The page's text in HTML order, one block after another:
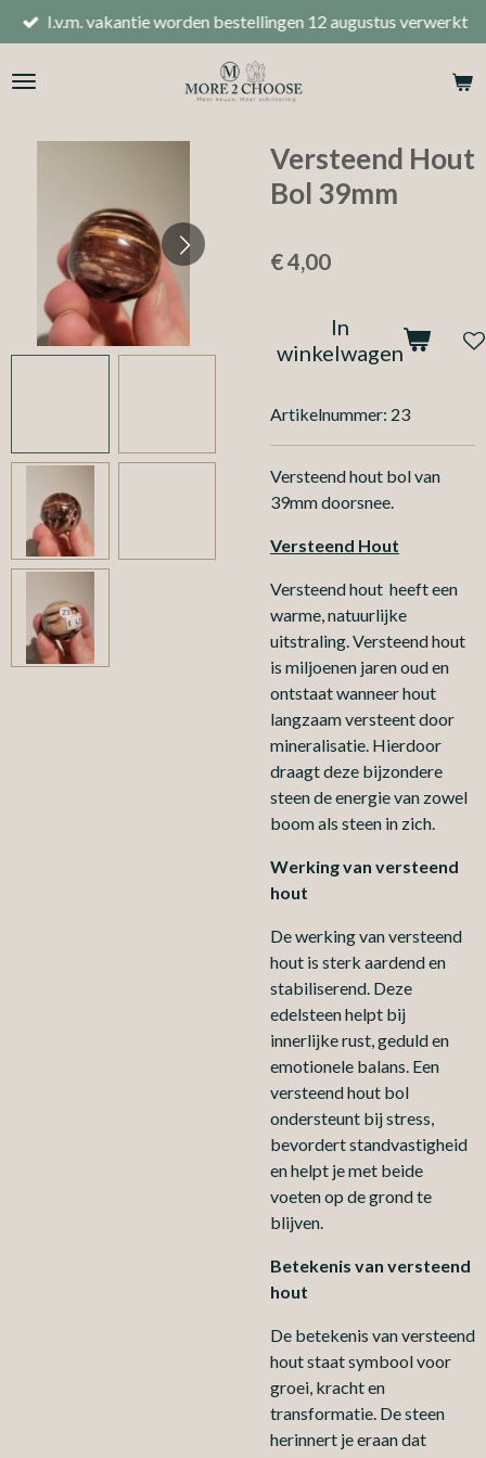
Ga
direct
naar
I.v.m. vakantie worden bestellingen 12 augustus verwerkt
Versteend Hout
Bol 39mm
€ 4,00
In
winkelwagen
Artikelnummer: 23
Versteend hout bol van
39mm doorsnee.
Versteend Hout
Versteend hout heeft een
warme, natuurlijke
uitstraling. Versteend hout
is miljoenen jaren oud en
ontstaat wanneer hout
langzaam versteent door
mineralisatie. Hierdoor
draagt deze bijzondere
steen de energie van zowel
boom als steen in zich.
Werking van versteend
hout
De werking van versteend
hout is sterk aardend en
stabiliserend. Deze
edelsteen helpt bij
innerlijke rust, geduld en
emotionele balans. Een
versteend hout bol
ondersteunt bij stress,
bevordert standvastigheid
en helpt je met beide
voeten op de grond te
blijven.
Betekenis van versteend
hout
De betekenis van versteend
hout staat symbool voor
groei, kracht en
transformatie. De steen
herinnert je eraan dat